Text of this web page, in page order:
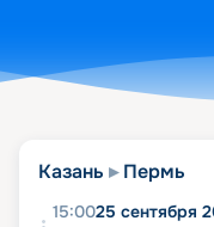
Казань Пермь
15:0025 сентября